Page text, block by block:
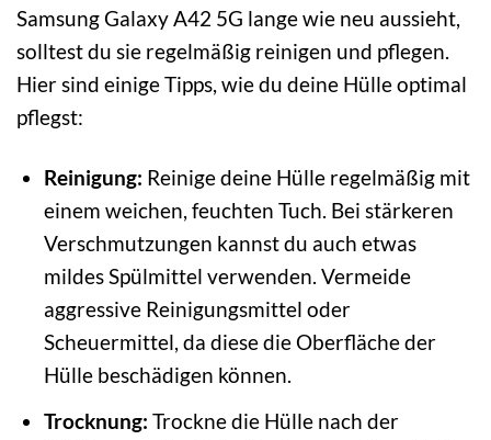
Samsung Galaxy A42 5G lange wie neu aussieht,
solltest du sie regelmäßig reinigen und pflegen.
Hier sind einige Tipps, wie du deine Hülle optimal
pflegst:
Reinigung: Reinige deine Hülle regelmäßig mit
einem weichen, feuchten Tuch. Bei stärkeren
Verschmutzungen kannst du auch etwas
mildes Spülmittel verwenden. Vermeide
aggressive Reinigungsmittel oder
Scheuermittel, da diese die Oberfläche der
Hülle beschädigen können.
Trocknung: Trockne die Hülle nach der